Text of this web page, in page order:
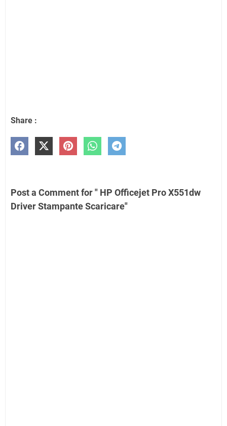
Share :
Post a Comment for " HP Officejet Pro X551dw
Driver Stampante Scaricare"